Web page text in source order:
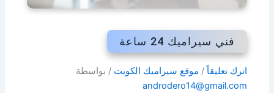
فني سيراميك 24 ساعة
اترك تعليقاً / موقع سيراميك الكويت / بواسطة
androdero14@gmail.com